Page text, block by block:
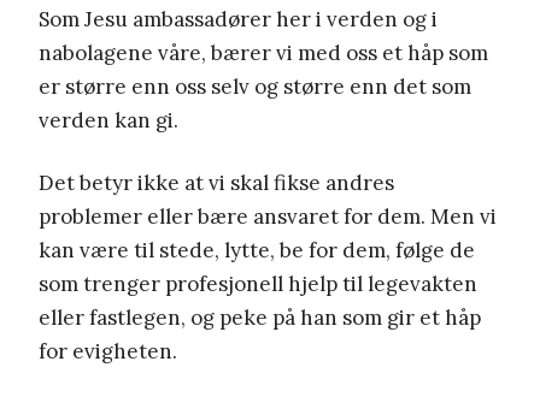
Som Jesu ambassadører her i verden og i
nabolagene våre, bærer vi med oss et håp som
er større enn oss selv og større enn det som
verden kan gi.
Det betyr ikke at vi skal fikse andres
problemer eller bære ansvaret for dem. Men vi
kan være til stede, lytte, be for dem, følge de
som trenger profesjonell hjelp til legevakten
eller fastlegen, og peke på han som gir et håp
for evigheten.